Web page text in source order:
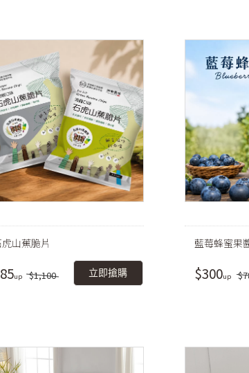
山蕉脆片
$1,100 立即搶購
藍莓蜂蜜果
$300